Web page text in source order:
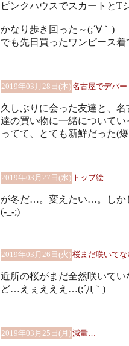
ピンクハウスでスカートと
かなり歩き回った～(;´∀｀)
でも先日買ったワンピース
2019年03月28日(木)名古屋でデパー
久しぶりに会った友達と、
達の買い物に一緒について
ってて、とても新鮮だった(
2019年03月27日(水) トップ絵
が冬だ…。変えたい…。し
(-_-;)
2019年03月26日(火)桜まだ咲いてな
近所の桜がまだ全然咲いて
ど…えぇえええ…(;´Д｀)
2019年03月25日(月)減量…